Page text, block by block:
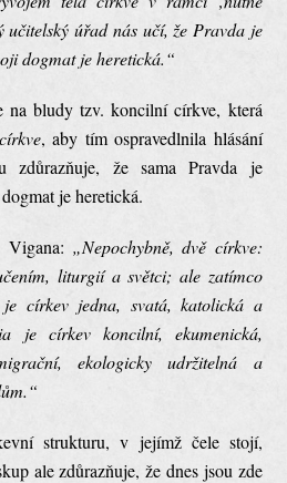
učitelský úřad nás učí, že Pravda je
dogmat je heretická.“
na bludy tzv. koncilní církve, která
, aby tím ospravedlnila hlásání
zdůrazňuje, že sama Pravda je
je heretická.
Vigana: „Nepochybně, dvě církve:
liturgií a světci; ale zatímco
církev jedna, svatá, katolická a
je církev koncilní, ekumenická,
ekologicky udržitelná a
strukturu, v jejímž čele stojí,
ale zdůrazňuje, že dnes jsou zde